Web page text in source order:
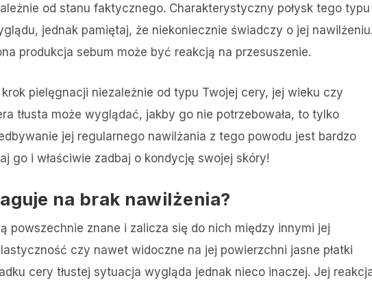
od stanu faktycznego. Charakterystyczny połysk tego typu
jednak pamiętaj, że niekoniecznie świadczy o jej
produkcja sebum może być reakcją na przesuszenie.
pielęgnacji niezależnie od typu Twojej cery, jej wieku czy
tłusta może wyglądać, jakby go nie potrzebowała, to tylko
jej regularnego nawilżania z tego powodu jest bardzo
go i właściwie zadbaj o kondycję swojej skóry!
na brak nawilżenia?
powszechnie znane i zalicza się do nich między innymi jej
czy nawet widoczne na jej powierzchni jasne płatki
cery tłustej sytuacja wygląda jednak nieco inaczej. Jej